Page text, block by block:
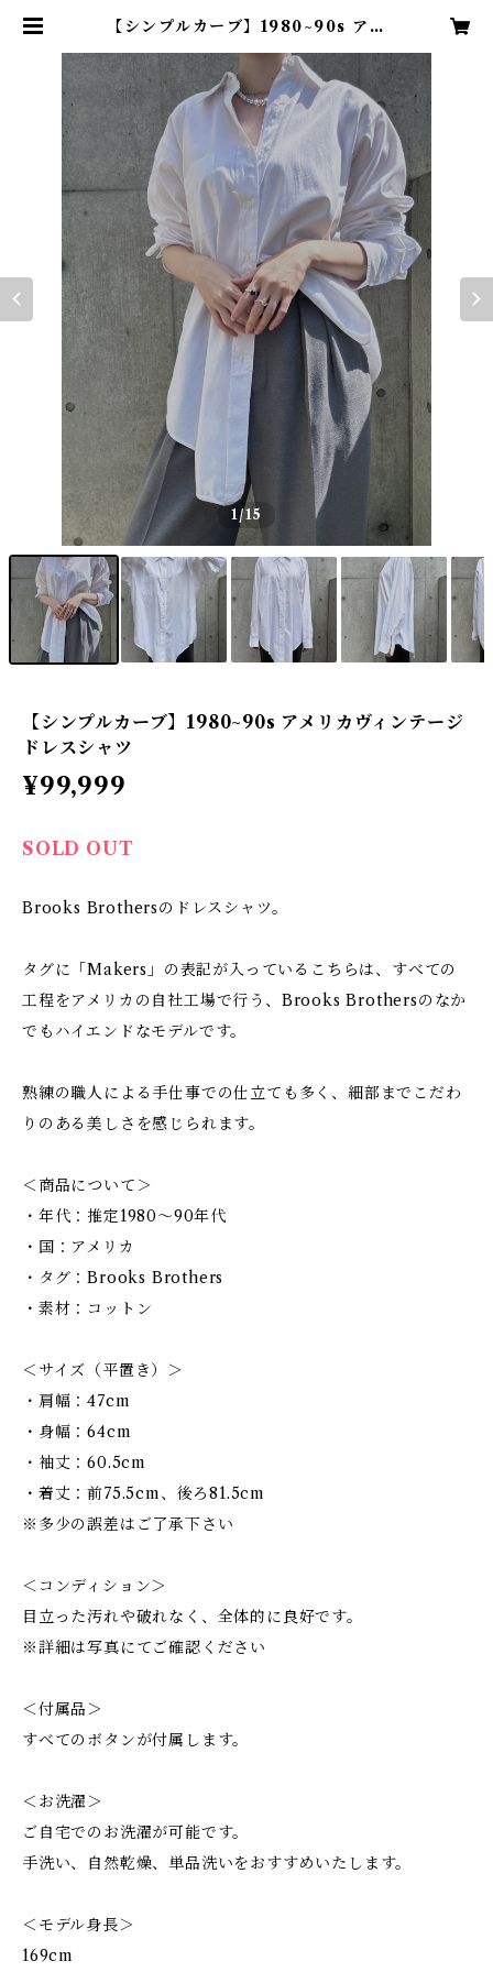
【シンプルカーブ】1980~90s アメ
ENN vintage
1/15
【シンプルカーブ】1980~90s アメリカヴィンテージ
ドレスシャツ
¥99,999
SOLD OUT
Brooks Brothersのドレスシャツ。
タグに「Makers」の表記が入っているこちらは、すべての
工程をアメリカの自社工場で行う、Brooks Brothersのなか
でもハイエンドなモデルです。
熟練の職人による手仕事での仕立ても多く、細部までこだわ
りのある美しさを感じられます。
＜商品について＞
・年代：推定1980〜90年代
・国：アメリカ
・タグ：Brooks Brothers
・素材：コットン
＜サイズ（平置き）＞
・肩幅：47cm
・身幅：64cm
・袖丈：60.5cm
・着丈：前75.5cm、後ろ81.5cm
※多少の誤差はご了承下さい
＜コンディション＞
目立った汚れや破れなく、全体的に良好です。
※詳細は写真にてご確認ください
＜付属品＞
すべてのボタンが付属します。
＜お洗濯＞
ご自宅でのお洗濯が可能です。
手洗い、自然乾燥、単品洗いをおすすめいたします。
＜モデル身長＞
169cm